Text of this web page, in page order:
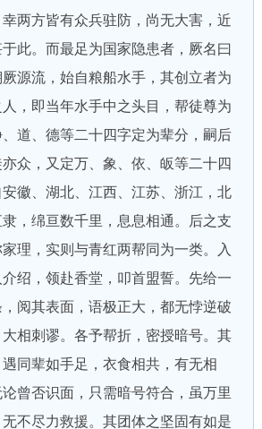
两方皆有众兵驻防，尚无大害，近
此。而最足为国家隐患者，厥名曰
源流，始自粮船水手，其创立者为
，即当年水手中之头目，帮徒尊为
道、德等二十四字定为辈分，嗣后
众，又定万、象、依、皈等二十四
徽、湖北、江西、江苏、浙江，北
，绵亘数千里，息息相通。后之支
理，实则与青红两帮同为一类。入
绍，领赴香堂，叩首盟誓。先给一
阅其表面，语极正大，都无悖逆破
相刺谬。各予帮折，密授暗号。其
同辈如手足，衣食相共，有无相
曾否识面，只需暗号符合，虽万里
不尽力救援。其团体之坚固有如是